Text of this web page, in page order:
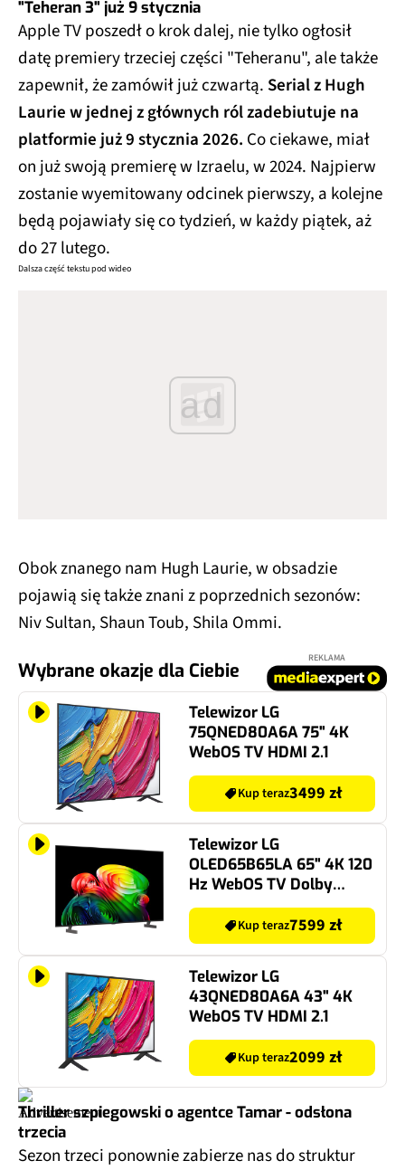
"Teheran 3" już 9 stycznia
Apple TV poszedł o krok dalej, nie tylko ogłosił
datę premiery trzeciej części "Teheranu", ale także
zapewnił, że zamówił już czwartą. Serial z Hugh
Laurie w jednej z głównych ról zadebiutuje na
platformie już 9 stycznia 2026. Co ciekawe, miał
on już swoją premierę w Izraelu, w 2024. Najpierw
zostanie wyemitowany odcinek pierwszy, a kolejne
będą pojawiały się co tydzień, w każdy piątek, aż
do 27 lutego.
Dalsza część tekstu pod wideo
ad
Obok znanego nam Hugh Laurie, w obsadzie
pojawią się także znani z poprzednich sezonów:
Niv Sultan, Shaun Toub, Shila Ommi.
Wybrane okazje dla Ciebie
REKLAMA
Telewizor LG
75QNED80A6A 75" 4K
WebOS TV HDMI 2.1
Kup teraz3499 zł
Telewizor LG
OLED65B65LA 65" 4K 120
Hz WebOS TV Dolby
Atmos Dolby Vision HDMI
Kup teraz7599 zł
Telewizor LG
43QNED80A6A 43" 4K
WebOS TV HDMI 2.1
Kup teraz2099 zł
Thriller szpiegowski o agentce Tamar - odsłona
trzecia
Sezon trzeci ponownie zabierze nas do struktur